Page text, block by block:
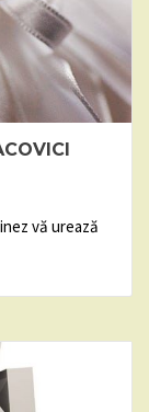
vă urează